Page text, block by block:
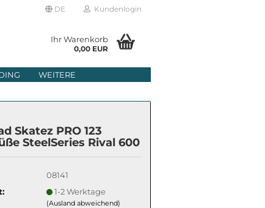
DE Kundenlogin
Ihr Warenkorb
0,00 EUR
WEITERE
Skatez PRO 123
SteelSeries Rival 600
08141
1-2 Werktage
(Ausland abweichend)